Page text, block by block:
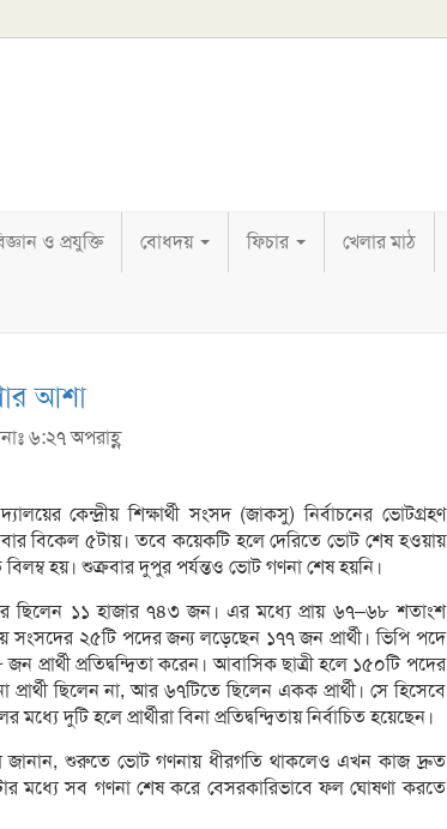
ও প্রযুক্তি বোধদয় ফিচার খেলার মাঠ
আশা
৬:২৭ অপরাহ্ণ
কেন্দ্রীয় শিক্ষার্থী সংসদ (জাকসু) নির্বাচনের ভোটগ্রহণ
বিকেল ৫টায়। তবে কয়েকটি হলে দেরিতে ভোট শেষ হওয়ায়
হয়। শুক্রবার দুপুর পর্যন্তও ভোট গণনা শেষ হয়নি।
ছিলেন ১১ হাজার ৭৪৩ জন। এর মধ্যে প্রায় ৬৭–৬৮ শতাংশ
সংসদের ২৫টি পদের জন্য লড়েছেন ১৭৭ জন প্রার্থী। ভিপি পদে
প্রতিদ্বন্দ্বিতা করেন। আবাসিক ছাত্রী হলে ১৫০টি পদের
ছিলেন না, আর ৬৭টিতে ছিলেন একক প্রার্থী। সে হিসেবে
দুটি হলে প্রার্থীরা বিনা প্রতিদ্বন্দ্বিতায় নির্বাচিত হয়েছেন।
জানান, শুরুতে ভোট গণনায় ধীরগতি থাকলেও এখন কাজ দ্রুত
মধ্যে সব গণনা শেষ করে বেসরকারিভাবে ফল ঘোষণা করতে